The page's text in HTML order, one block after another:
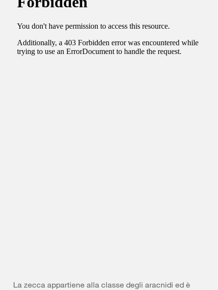
La zecca appartiene alla classe degli aracnidi ed è